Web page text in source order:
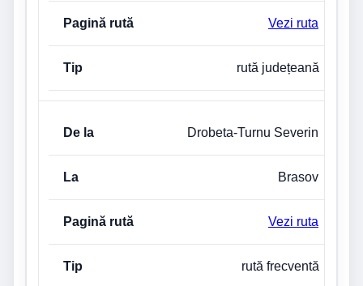
Vezi ruta
rută județeană
Drobeta-Turnu Severin
Brasov
Vezi ruta
rută frecventă